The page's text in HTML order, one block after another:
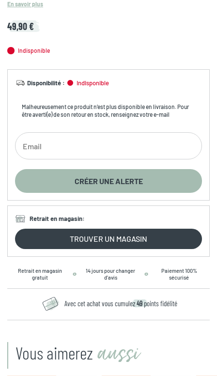
En savoir plus
49,90 €
Indisponible
Disponibilité : Indisponible
Malheureusement ce produit n’est plus disponible en livraison. Pour
être averti(e) de son retour en stock, renseignez votre e-mail
CRÉER UNE ALERTE
Retrait en magasin:
TROUVER UN MAGASIN
Retrait en magasin
gratuit
14 jours pour changer
d’avis
Paiement 100%
sécurisé
Avec cet achat vous cumulez49 points fidélité
Vous aimerez aussi